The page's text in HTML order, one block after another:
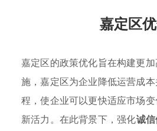
嘉定区
嘉定区的政策优化旨在构建更
施，嘉定区为企业降低运营成
程，使企业可以更快适应市场
新活力。在此背景下，强化诚